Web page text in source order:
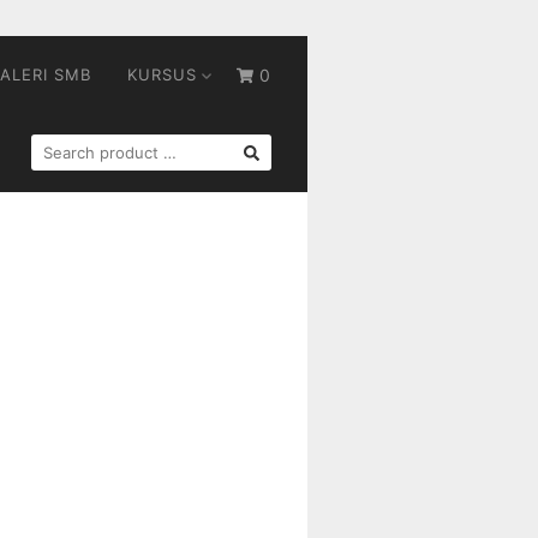
0
SMB KURSUS
SEARCH
FOR: